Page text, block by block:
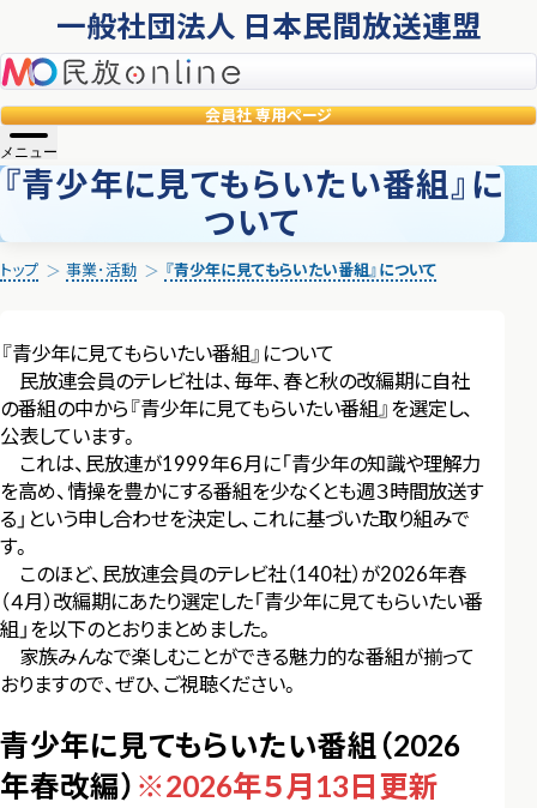
一般社団法人 日本民間放送連盟
会員社専用ページ
メニュー
『青少年に見てもらいたい番組』に
ついて
トップ 事業･活動 『青少年に見てもらいたい番組』について
『青少年に見てもらいたい番組』について
民放連会員のテレビ社は、毎年、春と秋の改編期に自社
の番組の中から『青少年に見てもらいたい番組』を選定し、
公表しています。
これは、民放連が1999年６月に「青少年の知識や理解力
を高め、情操を豊かにする番組を少なくとも週３時間放送す
る」という申し合わせを決定し、これに基づいた取り組みで
す。
このほど、民放連会員のテレビ社（140社）が2026年春
（４月）改編期にあたり選定した「青少年に見てもらいたい番
組」を以下のとおりまとめました。
家族みんなで楽しむことができる魅力的な番組が揃って
おりますので、ぜひ、ご視聴ください。
青少年に見てもらいたい番組（2026
年春改編） ※2026年５月13日更新